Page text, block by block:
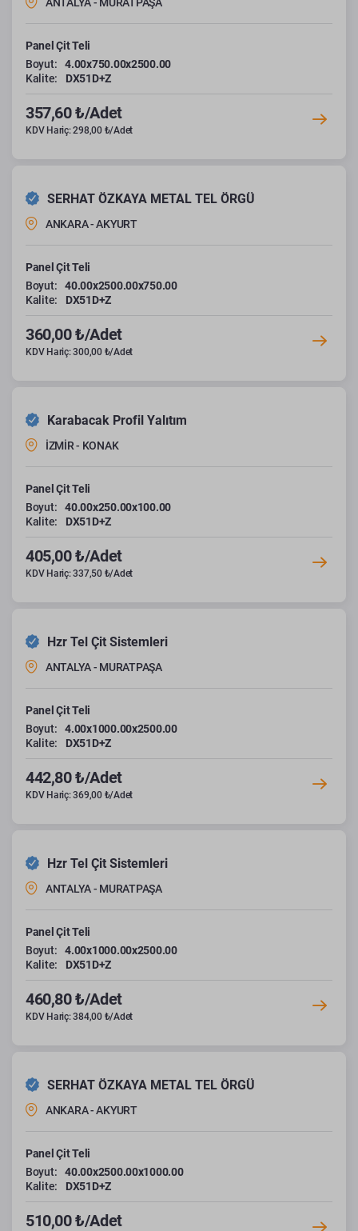
Panel Çit Teli
Boyut:
4.00x750.00x2500.00
Kalite:
DX51D+Z
357,60 ₺/Adet
KDV Hariç: 298,00 ₺/Adet
SERHAT ÖZKAYA METAL TEL ÖRGÜ
ANKARA - AKYURT
Panel Çit Teli
Boyut:
40.00x2500.00x750.00
Kalite:
DX51D+Z
360,00 ₺/Adet
KDV Hariç: 300,00 ₺/Adet
Karabacak Profil Yalıtım
İZMİR - KONAK
Panel Çit Teli
Boyut:
40.00x250.00x100.00
Kalite:
DX51D+Z
405,00 ₺/Adet
KDV Hariç: 337,50 ₺/Adet
Hzr Tel Çit Sistemleri
ANTALYA - MURATPAŞA
Panel Çit Teli
Boyut:
4.00x1000.00x2500.00
Kalite:
DX51D+Z
442,80 ₺/Adet
KDV Hariç: 369,00 ₺/Adet
Hzr Tel Çit Sistemleri
ANTALYA - MURATPAŞA
Panel Çit Teli
Boyut:
4.00x1000.00x2500.00
Kalite:
DX51D+Z
460,80 ₺/Adet
KDV Hariç: 384,00 ₺/Adet
SERHAT ÖZKAYA METAL TEL ÖRGÜ
ANKARA - AKYURT
Panel Çit Teli
Boyut:
40.00x2500.00x1000.00
Kalite:
DX51D+Z
510,00 ₺/Adet